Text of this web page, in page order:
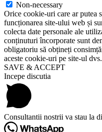
Non-necessary
Orice cookie-uri care ar putea
funcționarea site-ului web și
colecta date personale ale
conținuturi încorporate sunt
obligatoriu să obțineți
aceste cookie-uri pe site-ul
SAVE & ACCEPT
Incepe discutia
Consultantii nostrii va stau la